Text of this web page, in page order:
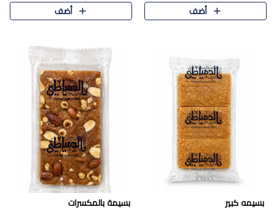
المرضية في حلوى شرقية بطاب..
أضف
كل قطعة و قوام هش
أضف
بسيمه كبير بسيمة بالمكسرات